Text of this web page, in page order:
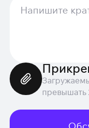
превышать